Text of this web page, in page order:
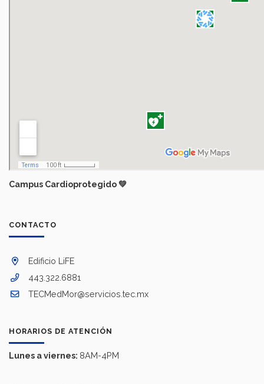
Campus Cardioprotegido 💚
CONTACTO
Edificio LiFE
443.322.6881
TECMedMor@servicios.tec.mx
HORARIOS DE ATENCIÓN
Lunes a viernes: 8AM-4PM